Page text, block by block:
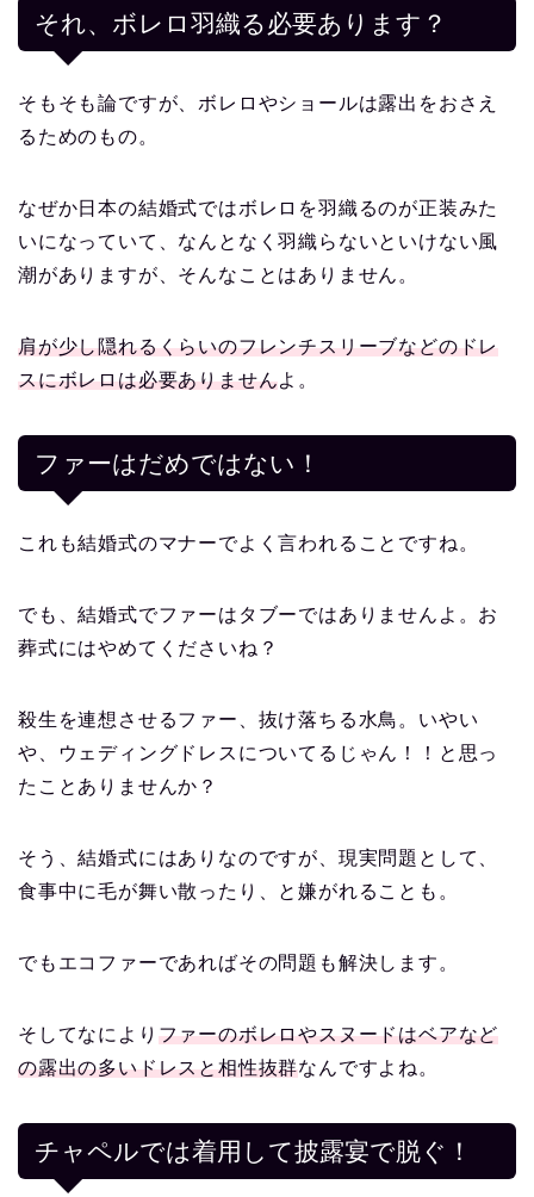
それ、ボレロ羽織る必要あります？
そもそも論ですが、ボレロやショールは露出をおさえ
るためのもの。
なぜか日本の結婚式ではボレロを羽織るのが正装みた
いになっていて、なんとなく羽織らないといけない風
潮がありますが、そんなことはありません。
肩が少し隠れるくらいのフレンチスリーブなどのドレ
スにボレロは必要ありませんよ。
ファーはだめではない！
これも結婚式のマナーでよく言われることですね。
でも、結婚式でファーはタブーではありませんよ。お
葬式にはやめてくださいね？
殺生を連想させるファー、抜け落ちる水鳥。いやい
や、ウェディングドレスについてるじゃん！！と思っ
たことありませんか？
そう、結婚式にはありなのですが、現実問題として、
食事中に毛が舞い散ったり、と嫌がれることも。
でもエコファーであればその問題も解決します。
そしてなにより ファーのボレロやスヌードはベアなど
の露出の多いドレスと相性抜群なんですよね。
チャペルでは着用して披露宴で脱ぐ！